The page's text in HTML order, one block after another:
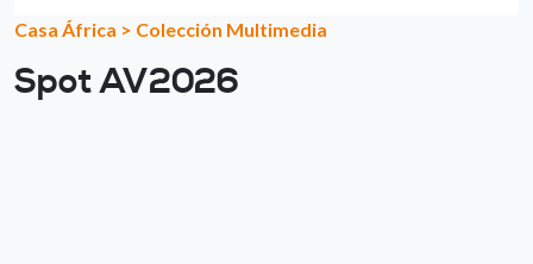
Casa África > Colección Multimedia
Spot AV2026